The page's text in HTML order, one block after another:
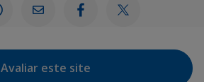
Avaliar este site